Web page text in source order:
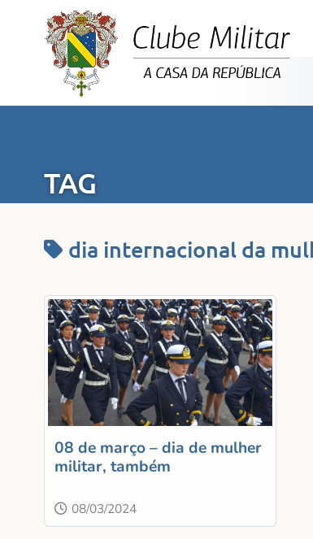
TAG
dia internacional da
08 de março – dia de mulher
militar, também
08/03/2024